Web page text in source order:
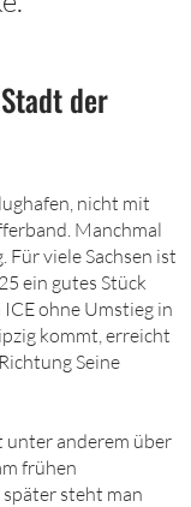
der
nicht mit
Manchmal
Für viele Sachsen ist
ein gutes Stück
ohne Umstieg in
kommt, erreicht
Seine
unter anderem über
frühen
steht man